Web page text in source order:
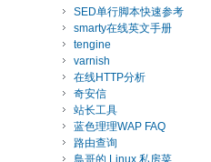
SED单行脚本快速参考
smarty在线英文手册
tengine
varnish
在线HTTP分析
奇安信
站长工具
蓝色理理WAP FAQ
路由查询
鳥哥的 Linux 私房菜